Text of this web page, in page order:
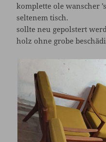
komplette ole wanscher
seltenem tisch.
sollte neu gepolstert
holz ohne grobe